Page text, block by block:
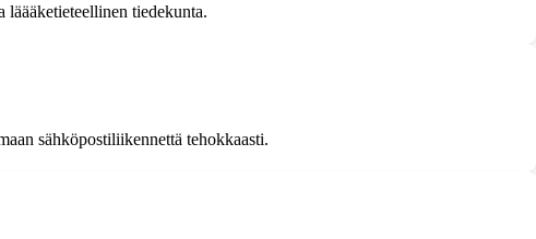
tiedekunta.
sähköpostiliikennettä tehokkaasti.